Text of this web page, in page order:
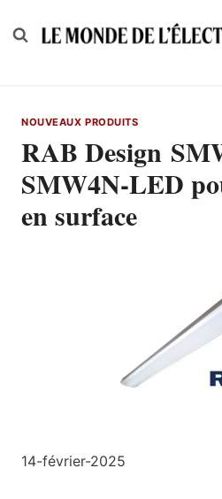
to
NOUVEAUX PRODUITS
RAB Design
SMW4N-LED
en surface
14-février-2025